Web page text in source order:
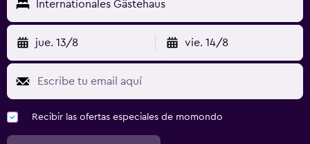
Internationales Gästehaus
jue. 13/8 vie. 14/8
Recibir las ofertas especiales de momondo